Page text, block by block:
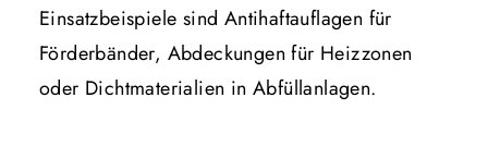
Einsatzbeispiele sind Antihaftauflagen für
Förderbänder, Abdeckungen für Heizzonen
oder Dichtmaterialien in Abfüllanlagen.